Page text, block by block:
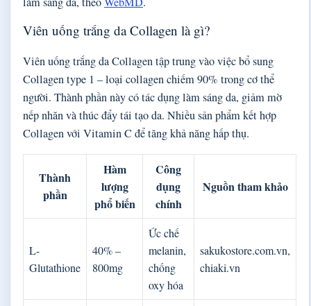
Viên uống trắng da Collagen là gì?
Viên uống trắng da Collagen tập trung vào việc bổ sung
Collagen type 1 – loại collagen chiếm 90% trong cơ thể
người. Thành phần này có tác dụng làm sáng da, giảm mờ
nếp nhăn và thúc đẩy tái tạo da. Nhiều sản phẩm kết hợp
Collagen với Vitamin C để tăng khả năng hấp thụ.
Thành
phần
Hàm
lượng
phổ biến
Công
dụng
chính
Nguồn tham khảo
L-
Glutathione
40% –
800mg
Ức chế
melanin,
chống
oxy hóa
sakukostore.com.vn,
chiaki.vn